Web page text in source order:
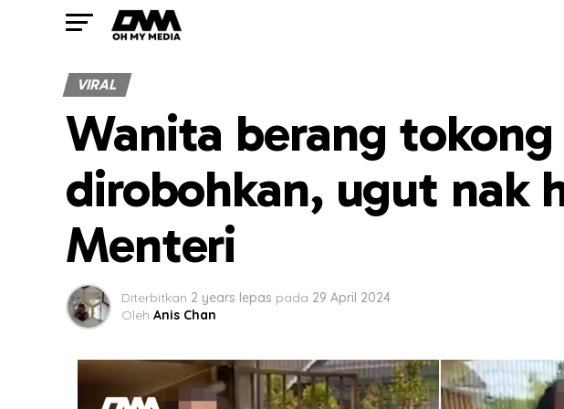
VIRAL
Wanita berang tokong
dirobohkan, ugut nak
Menteri
Diterbitkan 2 years lepas pada 29 April 2024
Oleh Anis Chan